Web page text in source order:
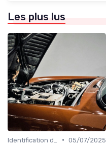
Les plus lus
• 05/07/2025